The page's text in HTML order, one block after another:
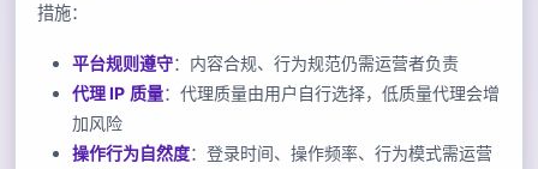
措施：
平台规则遵守：内容合规、行为规范仍需运营者负责
代理 IP 质量：代理质量由用户自行选择，低质量代理会增
加风险
操作行为自然度：登录时间、操作频率、行为模式需运营